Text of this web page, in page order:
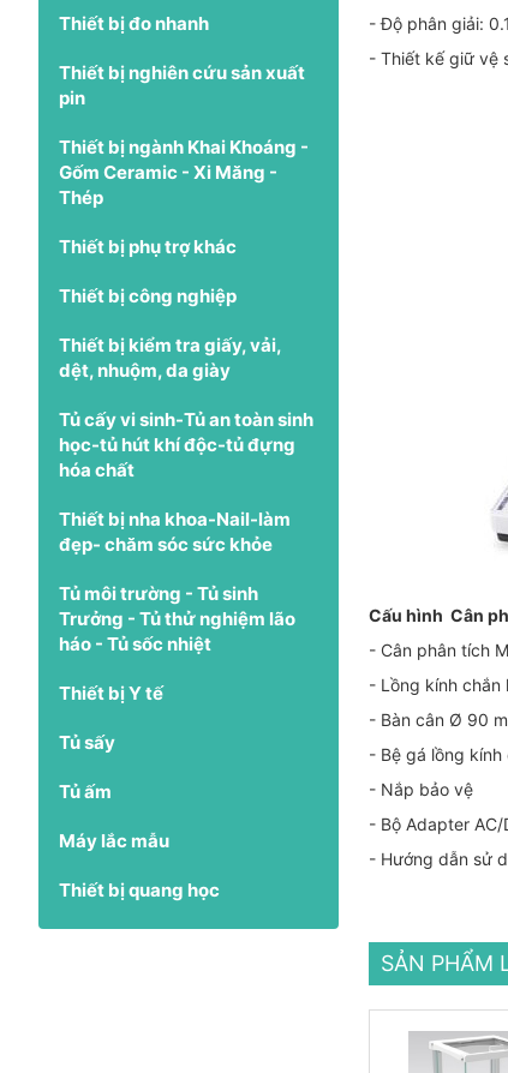
Thiết bị đo nhanh
Thiết bị nghiên cứu sản xuất
pin
Thiết bị ngành Khai Khoáng -
Gốm Ceramic - Xi Măng -
Thép
Thiết bị phụ trợ khác
Thiết bị công nghiệp
Thiết bị kiểm tra giấy, vải,
dệt, nhuộm, da giày
Tủ cấy vi sinh-Tủ an toàn sinh
học-tủ hút khí độc-tủ đựng
hóa chất
Thiết bị nha khoa-Nail-làm
đẹp- chăm sóc sức khỏe
Tủ môi trường - Tủ sinh
Trưởng - Tủ thử nghiệm lão
háo - Tủ sốc nhiệt
Thiết bị Y tế
Tủ sấy
Tủ ấm
Máy lắc mẫu
Thiết bị quang học
- Độ phân giải:
- Thiết kế giữ vệ
Cấu hình Cân
- Cân phân tích
- Lồng kính chắn
- Bàn cân Ø 90
- Bệ gá lồng kính
- Nắp bảo vệ
- Bộ Adapter AC/
- Hướng dẫn sử
SẢN PHẨM